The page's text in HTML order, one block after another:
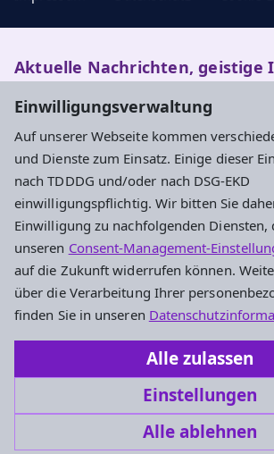
Einwilligungsverwaltung
Auf unserer Webseite kommen
und Dienste zum Einsatz. Einige dieser
nach TDDDG und/oder nach DSG-EKD
einwilligungspflichtig. Wir bitten Sie
Einwilligung zu nachfolgenden Diensten,
unseren Consent-Management-
auf die Zukunft widerrufen können.
über die Verarbeitung Ihrer
finden Sie in unseren
Alle zulassen
Einstellungen
Alle ablehnen
Aktuelle Nachrichten, geistige
Newsletter entdecken
Adresse
Evangelisches Dekanat Rheingau-Taunus
Aarstraße 44
65232 Taunusstein
Tel. 06128-48 88 27
oeffentlichkeitsarbeit.rt@ekhn.de